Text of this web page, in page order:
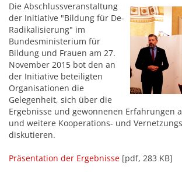
Die Abschlussveranstaltung
der Initiative "Bildung für De-
Radikalisierung" im
Bundesministerium für
Bildung und Frauen am 27.
November 2015 bot den an
der Initiative beteiligten
Organisationen die
Gelegenheit, sich über die
Ergebnisse und gewonnenen Erfahrungen
und weitere Kooperations- und
diskutieren.
Präsentation der Ergebnisse [pdf, 283 KB]